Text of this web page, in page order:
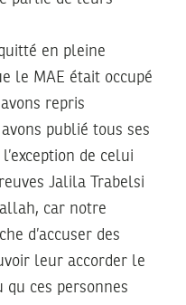
en pleine
le MAE était occupé
repris
publié tous ses
de celui
Jalila Trabelsi
car notre
d’accuser des
leur accorder le
qu ces personnes